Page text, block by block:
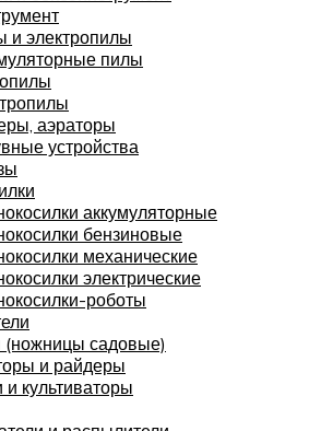
и электропилы
пилы
аэраторы
устройства
аккумуляторные
бензиновые
механические
электрические
роботы
(ножницы садовые)
и райдеры
и культиваторы